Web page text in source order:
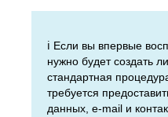
ℹ️ Если вы впервые
нужно будет создать
стандартная
требуется
данных, e-mail и